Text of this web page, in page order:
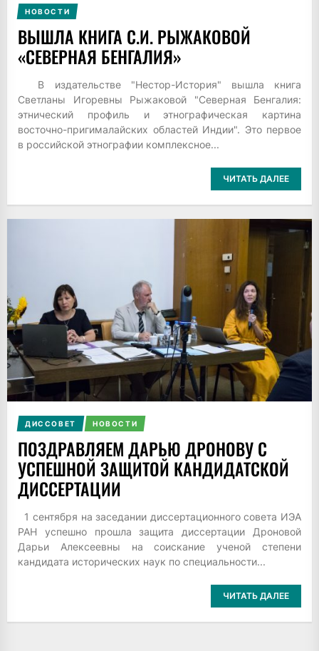
НОВОСТИ
ВЫШЛА КНИГА С.И. РЫЖАКОВОЙ
«СЕВЕРНАЯ БЕНГАЛИЯ»
В издательстве "Нестор-История" вышла книга
Светланы Игоревны Рыжаковой "Северная Бенгалия:
этнический профиль и этнографическая картина
восточно-пригималайских областей Индии". Это первое
в российской этнографии комплексное...
ЧИТАТЬ ДАЛЕЕ
ДИССОВЕТ НОВОСТИ
ПОЗДРАВЛЯЕМ ДАРЬЮ ДРОНОВУ С
УСПЕШНОЙ ЗАЩИТОЙ КАНДИДАТСКОЙ
ДИССЕРТАЦИИ
1 сентября на заседании диссертационного совета ИЭА
РАН успешно прошла защита диссертации Дроновой
Дарьи Алексеевны на соискание ученой степени
кандидата исторических наук по специальности...
ЧИТАТЬ ДАЛЕЕ